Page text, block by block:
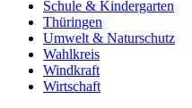
Schule & Kindergarten
Thüringen
Umwelt & Naturschutz
Wahlkreis
Windkraft
Wirtschaft